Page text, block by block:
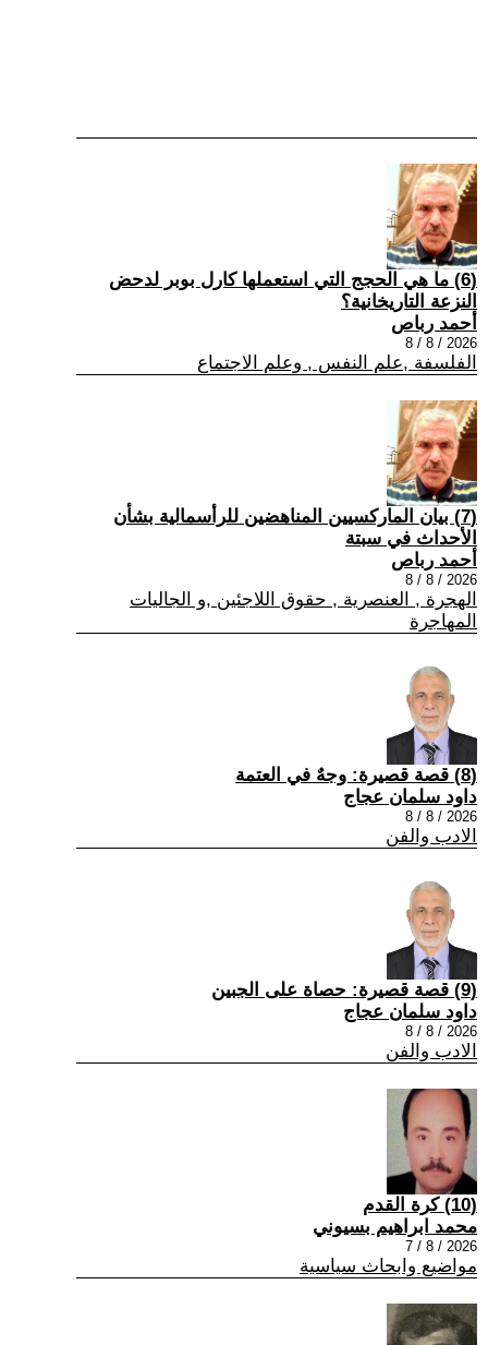
(6) ما هي الحجج التي استعملها كارل بوبر لدحض
النزعة التاريخانية؟
أحمد رباص
2026 / 8 / 8
الفلسفة ,علم النفس , وعلم الاجتماع
(7) بيان الماركسيين المناهضين للرأسمالية بشأن
الأحداث في سبتة
أحمد رباص
2026 / 8 / 8
الهجرة , العنصرية , حقوق اللاجئين ,و الجاليات
المهاجرة
(8) قصة قصيرة: وجهٌ في العتمة
داود سلمان عجاج
2026 / 8 / 8
الادب والفن
(9) قصة قصيرة: حصاة على الجبين
داود سلمان عجاج
2026 / 8 / 8
الادب والفن
(10) كرة القدم
محمد ابراهيم بسيوني
2026 / 8 / 7
مواضيع وابحاث سياسية